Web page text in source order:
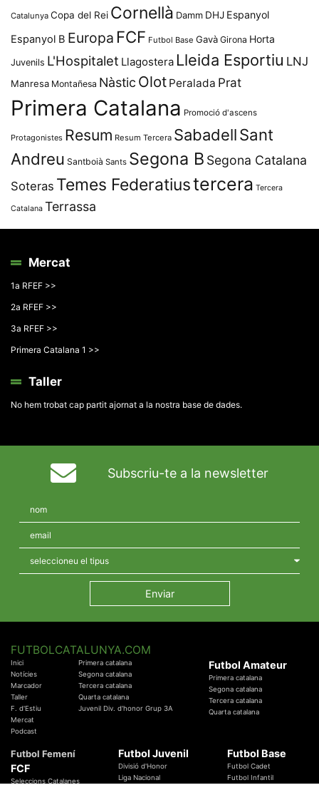
Catalunya Copa del Rei Cornellà Damm DHJ Espanyol
Espanyol B Europa FCF Futbol Base Gavà Girona Horta
Juvenils L'Hospitalet Llagostera Lleida Esportiu LNJ
Manresa Montañesa Nàstic Olot Peralada Prat
Primera Catalana Promoció d'ascens
Protagonistes Resum Resum Tercera SabadellSant
Andreu Santboià Sants Segona B Segona Catalana
Soteras Temes Federatiustercera Tercera
Catalana Terrassa
Mercat
1a RFEF >>
2a RFEF >>
3a RFEF >>
Primera Catalana 1 >>
Taller
No hem trobat cap partit ajornat a la nostra base de dades.
Subscriu-te a la newsletter
FUTBOLCATALUNYA.COM
Inici
Notícies
Marcador
Taller
F. d'Estiu
Mercat
Podcast
Primera catalana
Segona catalana
Tercera catalana
Quarta catalana
Juvenil Div. d'honor Grup 3A
Futbol Amateur
Primera catalana
Segona catalana
Tercera catalana
Quarta catalana
Futbol Femení
FCF
Seleccions Catalanes
Futbol Juvenil
Divisió d'Honor
Liga Nacional
Futbol Base
Futbol Cadet
Futbol Infantil